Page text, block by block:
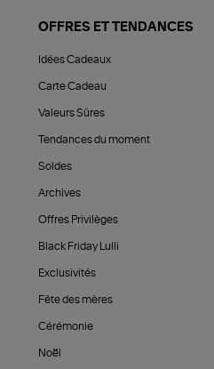
OFFRES ET TENDANCES
Idées Cadeaux
Carte Cadeau
Valeurs Sûres
Tendances du moment
Soldes
Archives
Offres Privilèges
Black Friday Lulli
Exclusivités
Fête des mères
Cérémonie
Noël